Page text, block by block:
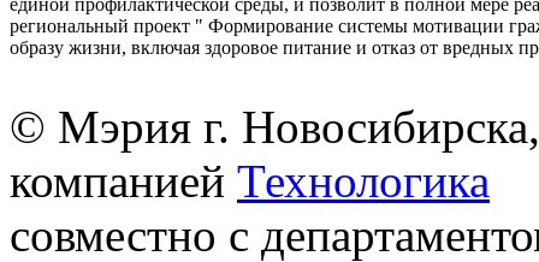
региональный проект " Формирование системы мотивации
образу жизни, включая здоровое питание и отказ от вредных
© Мэрия г.
компанией Технологика
совместно с